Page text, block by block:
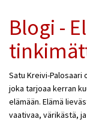
Blogi -
Satu Kreivi-Palosaari
joka tarjoaa kerran
elämään. Elämä
vaativaa, värikästä,